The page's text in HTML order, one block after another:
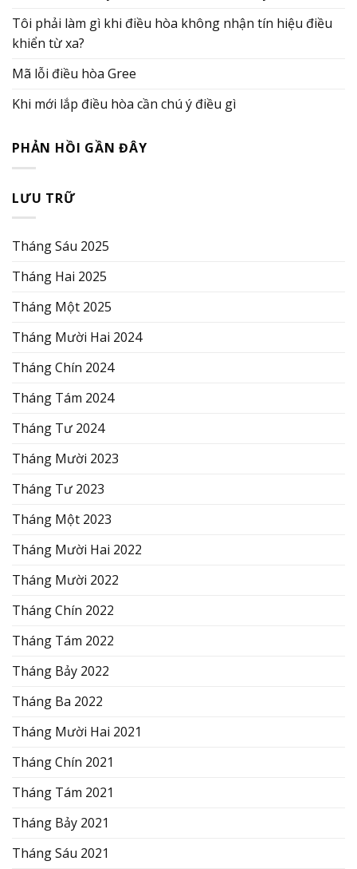
Tôi phải làm gì khi điều hòa không nhận tín hiệu điều
khiển từ xa?
Mã lỗi điều hòa Gree
Khi mới lắp điều hòa cần chú ý điều gì
PHẢN HỒI GẦN ĐÂY
LƯU TRỮ
Tháng Sáu 2025
Tháng Hai 2025
Tháng Một 2025
Tháng Mười Hai 2024
Tháng Chín 2024
Tháng Tám 2024
Tháng Tư 2024
Tháng Mười 2023
Tháng Tư 2023
Tháng Một 2023
Tháng Mười Hai 2022
Tháng Mười 2022
Tháng Chín 2022
Tháng Tám 2022
Tháng Bảy 2022
Tháng Ba 2022
Tháng Mười Hai 2021
Tháng Chín 2021
Tháng Tám 2021
Tháng Bảy 2021
Tháng Sáu 2021